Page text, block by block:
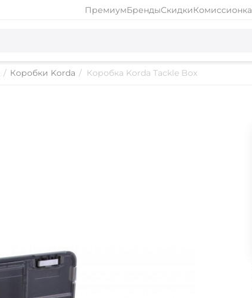
ПремиумБрендыСкидкиКомиссионка
/ Коробки Korda / Коробка Korda Tackle Box